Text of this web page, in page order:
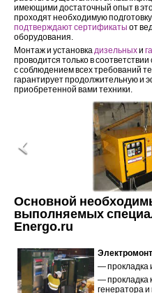
имеющими достаточный опыт в
проходят необходимую
подтверждают сертификаты от
оборудования.
Монтаж и установкадизельныхи
проводится только в
с соблюдением всех требований
гарантирует продолжительную и
приобретенной вами техники.
Основной
выполняемых
Energo.ru
— прокладка
— прокладка
генератора и